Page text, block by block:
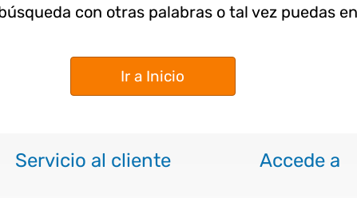
con otras palabras o tal vez puedas
Ir a Inicio
Servicio al cliente Accede a